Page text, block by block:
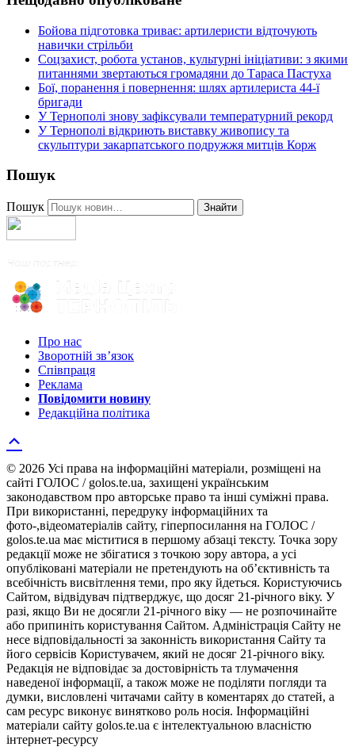
Бойова підготовка триває: артилеристи відточують
навички стрільби
Соцзахист, робота установ, культурні ініціативи: з якими
питаннями звертаються громадяни до Тараса Пастуха
Бої, поранення і повернення: шлях артилериста 44-ї
бригади
У Тернополі знову зафіксували температурний рекорд
У Тернополі відкриють виставку живопису та
скульптури закарпатського подружжя митців Корж
Пошук
Пошук Знайти
Про нас
Зворотній зв’язок
Співпраця
Реклама
Повідомити новину
Редакційна політика
© 2026 Усі права на інформаційні матеріали, розміщені на
сайті ГОЛОС / golos.te.ua, захищені українським
законодавством про авторське право та інші суміжні права.
При використанні, передруку інформаційних та
фото-,відеоматеріалів сайту, гіперпосилання на ГОЛОС /
golos.te.ua має міститися в першому абзаці тексту. Точка зору
редакції може не збігатися з точкою зору автора, а усі
опубліковані матеріали не претендують на об’єктивність та
всебічність висвітлення теми, про яку йдеться. Користуючись
Сайтом, відвідувач підтверджує, що досяг 21-річного віку. У
разі, якщо Ви не досягли 21-річного віку — не розпочинайте
або припиніть користування Сайтом. Адміністрація Сайту не
несе відповідальності за законність використання Сайту та
його сервісів Користувачем, який не досяг 21-річного віку.
Редакція не відповідає за достовірність та тлумачення
наведеної інформації, а також може не поділяти погляди та
думки, висловлені читачами сайту в коментарях до статей, а
сам ресурс виконує винятково роль носія. Інформаційні
матеріали сайту golos.te.ua є інтелектуальною власністю
інтернет-ресурсу